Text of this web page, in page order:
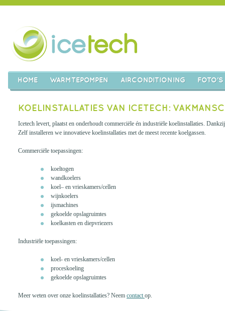
HOME WARMTEPOMPEN AIRCONDITIONING FOTO'S
KOELINSTALLATIES VAN ICETECH:
Icetech levert, plaatst en onderhoudt commerciële én industriële koelinstallaties.
Zelf installeren we innovatieve koelinstallaties met de meest recente koelgassen.
Commerciële toepassingen:
koeltogen
wandkoelers
koel– en vrieskamers/cellen
wijnkoelers
ijsmachines
gekoelde opslagruimtes
koelkasten en diepvriezers
Industriële toepassingen:
koel- en vrieskamers/cellen
proceskoeling
gekoelde opslagruimtes
Meer weten over onze koelinstallaties? Neem contactop.